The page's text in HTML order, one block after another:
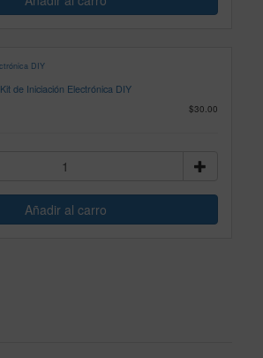
Kit de Iniciación Electrónica DIY
$30.00